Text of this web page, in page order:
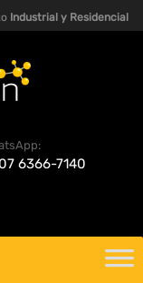
Industrial y Residencial
6366-7140